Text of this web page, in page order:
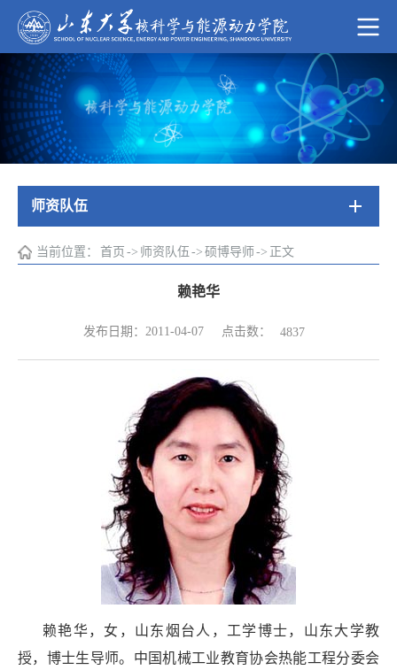
师资队伍
当前位置： 首页 -> 师资队伍 -> 硕博导师 -> 正文
赖艳华
发布日期：2011-04-07 点击数： 4837
赖艳华，女，山东烟台人，工学博士，山东大学教
授，博士生导师。中国机械工业教育协会热能工程分委会